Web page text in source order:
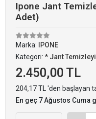
Ipone Jant
Adet)
Marka:
IPONE
Kategori: * Jant
2.450,00 TL
204,17 TL 'den başlayan
En geç 7 Ağustos Cuma